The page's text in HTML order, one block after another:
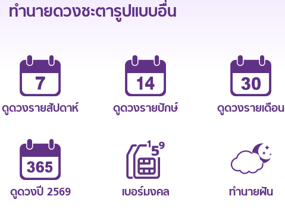
ทำนายดวงชะตารูปแบบอื่น
ดูดวงรายสัปดาห์ ดูดวงรายปักษ์ ดูดวงรายเดือน
ดูดวงปี 2569 เบอร์มงคล ทำนายฝัน